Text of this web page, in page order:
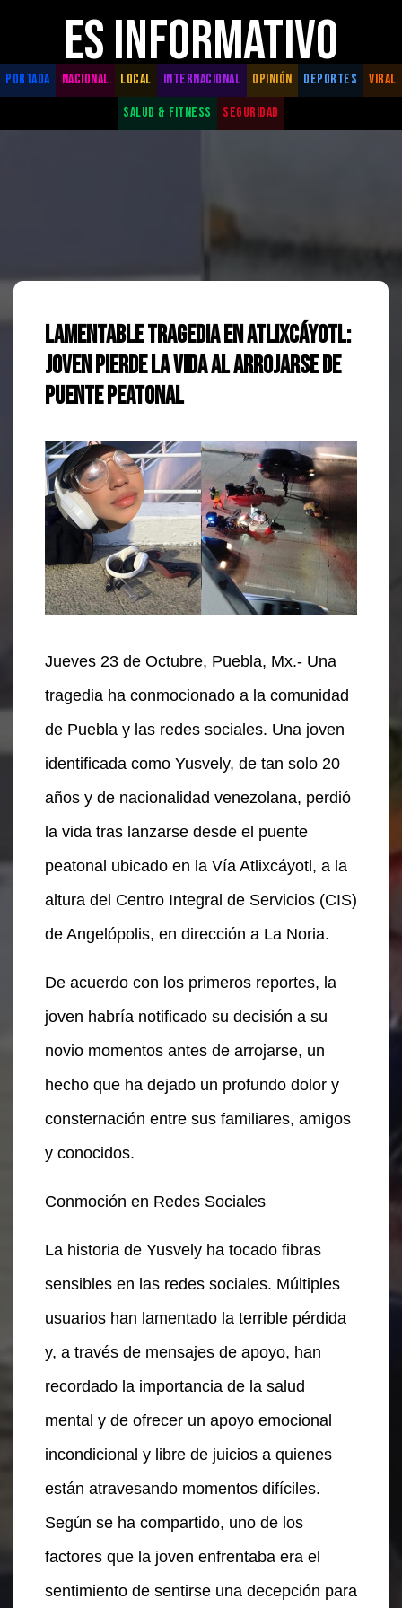
ES INFORMATIVO
PORTADA NACIONAL LOCAL INTERNACIONAL OPINIÓN DEPORTES
VIRAL
SALUD & FITNESS
SEGURIDAD
LAMENTABLE TRAGEDIA EN ATLIXCÁYOTL:
JOVEN PIERDE LA VIDA AL ARROJARSE DE
PUENTE PEATONAL
Jueves 23 de Octubre, Puebla, Mx.- Una
tragedia ha conmocionado a la comunidad
de Puebla y las redes sociales. Una joven
identificada como Yusvely, de tan solo 20
años y de nacionalidad venezolana, perdió
la vida tras lanzarse desde el puente
peatonal ubicado en la Vía Atlixcáyotl, a la
altura del Centro Integral de Servicios (CIS)
de Angelópolis, en dirección a La Noria.
De acuerdo con los primeros reportes, la
joven habría notificado su decisión a su
novio momentos antes de arrojarse, un
hecho que ha dejado un profundo dolor y
consternación entre sus familiares, amigos
y conocidos.
Conmoción en Redes Sociales
La historia de Yusvely ha tocado fibras
sensibles en las redes sociales. Múltiples
usuarios han lamentado la terrible pérdida
y, a través de mensajes de apoyo, han
recordado la importancia de la salud
mental y de ofrecer un apoyo emocional
incondicional y libre de juicios a quienes
están atravesando momentos difíciles.
Según se ha compartido, uno de los
factores que la joven enfrentaba era el
sentimiento de sentirse una decepción para